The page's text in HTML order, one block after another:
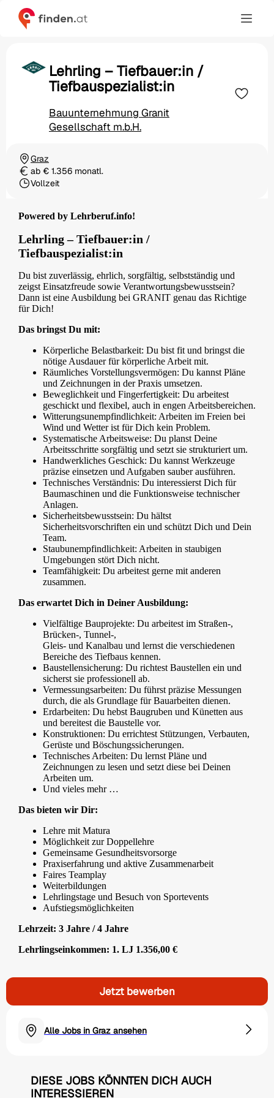
Lehrling – Tiefbauer:in /
Tiefbauspezialist:in
Bauunternehmung Granit
Gesellschaft m.b.H.
Ortschaft
Graz
Gehaltab € 1.356 monatl.
Beschäftigungsart
Vollzeit
Powered by Lehrberuf.info!
Lehrling – Tiefbauer:in /
Tiefbauspezialist:in
Du bist zuverlässig, ehrlich, sorgfältig, selbstständig und
zeigst Einsatzfreude sowie Verantwortungsbewusstsein?
Dann ist eine Ausbildung bei GRANIT genau das Richtige
für Dich!
Das bringst Du mit:
Körperliche Belastbarkeit: Du bist fit und bringst die
nötige Ausdauer für körperliche Arbeit mit.
Räumliches Vorstellungsvermögen: Du kannst Pläne
und Zeichnungen in der Praxis umsetzen.
Beweglichkeit und Fingerfertigkeit: Du arbeitest
geschickt und flexibel, auch in engen Arbeitsbereichen.
Witterungsunempfindlichkeit: Arbeiten im Freien bei
Wind und Wetter ist für Dich kein Problem.
Systematische Arbeitsweise: Du planst Deine
Arbeitsschritte sorgfältig und setzt sie strukturiert um.
Handwerkliches Geschick: Du kannst Werkzeuge
präzise einsetzen und Aufgaben sauber ausführen.
Technisches Verständnis: Du interessierst Dich für
Baumaschinen und die Funktionsweise technischer
Anlagen.
Sicherheitsbewusstsein: Du hältst
Sicherheitsvorschriften ein und schützt Dich und Dein
Team.
Staubunempfindlichkeit: Arbeiten in staubigen
Umgebungen stört Dich nicht.
Teamfähigkeit: Du arbeitest gerne mit anderen
zusammen.
Das erwartet Dich in Deiner Ausbildung:
Vielfältige Bauprojekte: Du arbeitest im Straßen-,
Brücken-, Tunnel-,
Gleis- und Kanalbau und lernst die verschiedenen
Bereiche des Tiefbaus kennen.
Baustellensicherung: Du richtest Baustellen ein und
sicherst sie professionell ab.
Vermessungsarbeiten: Du führst präzise Messungen
durch, die als Grundlage für Bauarbeiten dienen.
Erdarbeiten: Du hebst Baugruben und Künetten aus
und bereitest die Baustelle vor.
Konstruktionen: Du errichtest Stützungen, Verbauten,
Gerüste und Böschungssicherungen.
Technisches Arbeiten: Du lernst Pläne und
Zeichnungen zu lesen und setzt diese bei Deinen
Arbeiten um.
Und vieles mehr …
Das bieten wir Dir:
Lehre mit Matura
Möglichkeit zur Doppellehre
Gemeinsame Gesundheitsvorsorge
Praxiserfahrung und aktive Zusammenarbeit
Faires Teamplay
Weiterbildungen
Lehrlingstage und Besuch von Sportevents
Aufstiegsmöglichkeiten
Lehrzeit: 3 Jahre / 4 Jahre
Lehrlingseinkommen: 1. LJ 1.356,00 €
Jetzt bewerben
Alle Jobs in Graz ansehen
DIESE JOBS KÖNNTEN DICH AUCH
INTERESSIEREN